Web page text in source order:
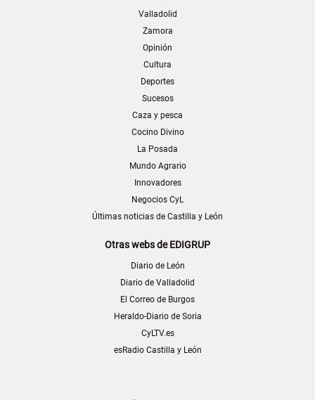
Valladolid
Zamora
Opinión
Cultura
Deportes
Sucesos
Caza y pesca
Cocino Divino
La Posada
Mundo Agrario
Innovadores
Negocios CyL
Últimas noticias de Castilla y León
Otras webs de EDIGRUP
Diario de León
Diario de Valladolid
El Correo de Burgos
Heraldo-Diario de Soria
CyLTV.es
esRadio Castilla y León